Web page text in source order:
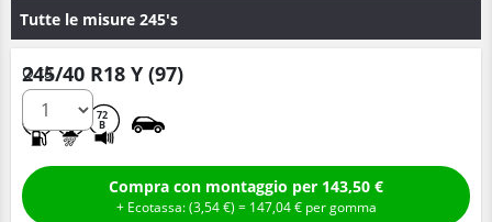
Tutte le misure 245's
245/40 R18 Y (97)
72
B
Q.tà
Compra con montaggio per 143,50 €
+ Ecotassa: (3,54€ ) = 147,04€ per gomma